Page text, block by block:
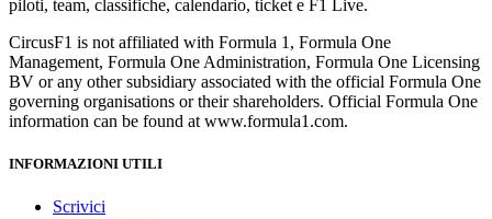
piloti, team, classifiche, calendario, ticket e F1 Live.
CircusF1 is not affiliated with Formula 1, Formula One
Management, Formula One Administration, Formula One Licensing
BV or any other subsidiary associated with the official Formula One
governing organisations or their shareholders. Official Formula One
information can be found at www.formula1.com.
INFORMAZIONI UTILI
Scrivici